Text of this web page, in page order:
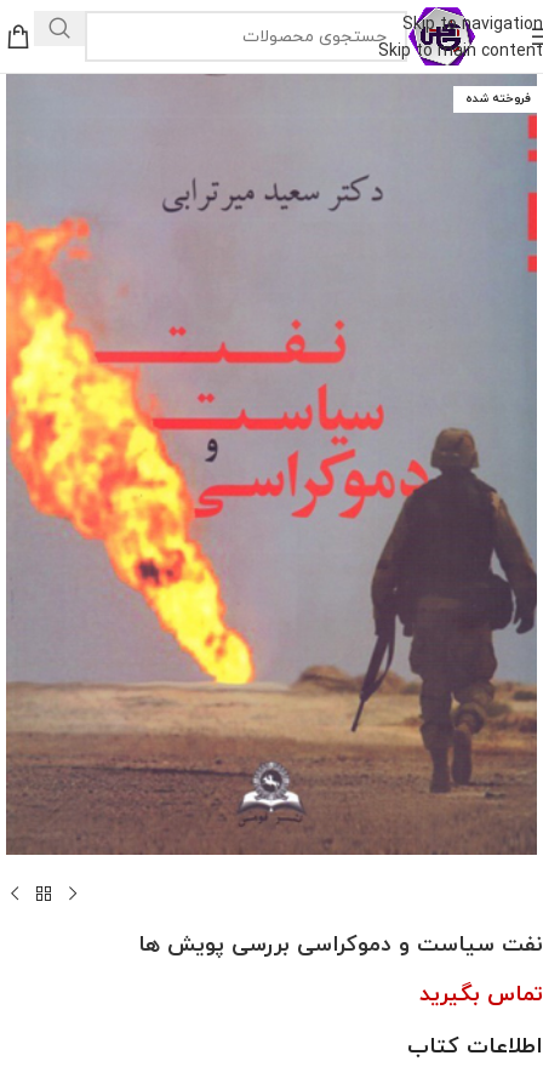
Skip to navigation
Skip to main content
فروخته شده
نفت سیاست و دموکراسی بررسی پویش ها
تماس بگیرید
اطلاعات کتاب